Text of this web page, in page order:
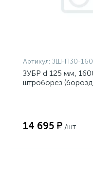
Артикул: ЗШ-П30-
ЗУБР d 125 мм,
штроборез
14 695 ₽ /шт